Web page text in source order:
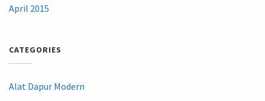
April 2015
CATEGORIES
Alat Dapur Modern